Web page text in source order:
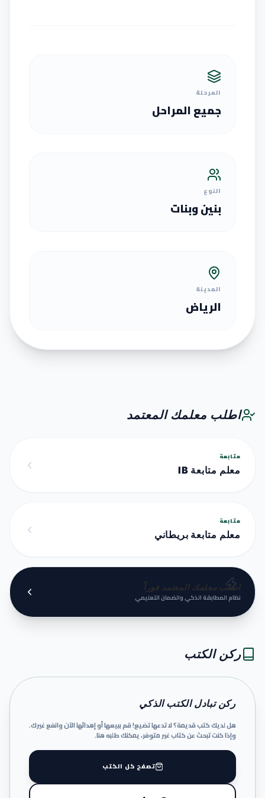
المرحلة
جميع المراحل
النوع
بنين وبنات
المدينة
الرياض
اطلب معلمك المعتمد
متابعة
معلم متابعة IB
متابعة
معلم متابعة بريطاني
اطلب معلمك المعتمد فوراً
نظام المطابقة الذكي والضمان التعليمي
ركن الكتب
ركن تبادل الكتب الذكي
هل لديك كتب قديمة؟ لا تدعها تضيع! قم ببيعها أو إهدائها الآن وانفع غيرك.
وإذا كنت تبحث عن كتاب غير متوفر، يمكنك طلبه هنا.
تصفح كل الكتب